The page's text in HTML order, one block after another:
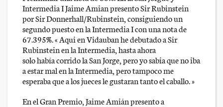
Intermedia I Jaime Amian presento Sir Rubinstein
por Sir Donnerhall/Rubinstein, consiguiendo un
segundo puesto en la Intermedia I con una nota de
67.395%. « Aqui en Vidauban he debutado a Sir
Rubinstein en la Intermedia, hasta ahora
solo había corrido la San Jorge, pero yo sabia que no iba
a estar mal en la Intermedia, pero tampoco me
esperaba que a los jueces le gustaran tanto el caballo. »
En el Gran Premio, Jaime Amián presento a